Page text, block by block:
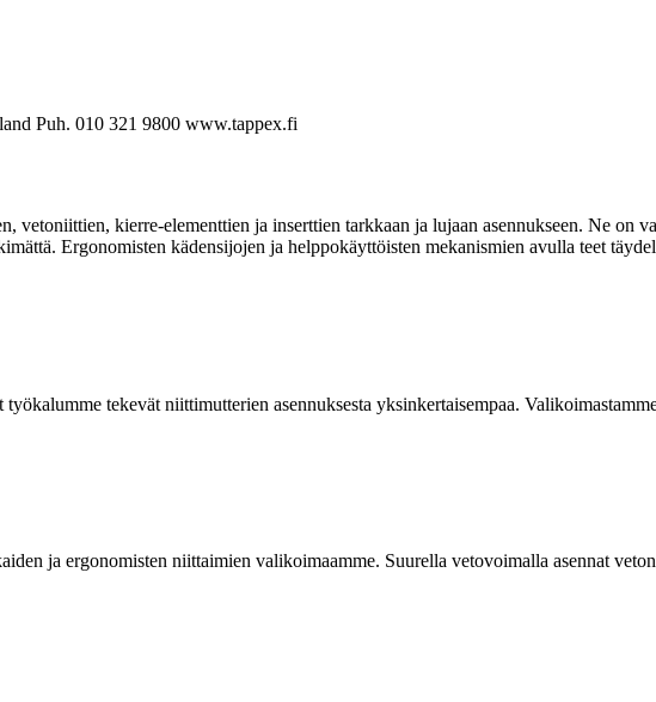
Puh. 010 321 9800 www.tappex.fi
vetoniittien, kierre-elementtien ja inserttien tarkkaan ja lujaan asennukseen. Ne on
Ergonomisten kädensijojen ja helppokäyttöisten mekanismien avulla teet
tekevät niittimutterien asennuksesta yksinkertaisempaa.
ja ergonomisten niittaimien valikoimaamme. Suurella vetovoimalla asennat